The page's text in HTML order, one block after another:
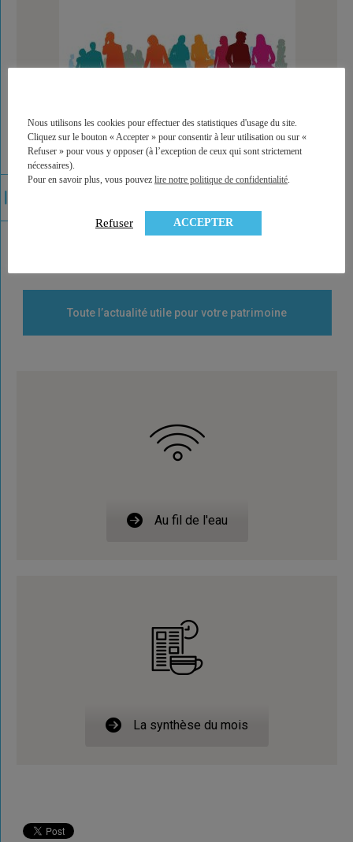
l'activité des plateformes de crowdfunding
Toute l’actualité utile pour votre patrimoine
Au fil de l'eau
La synthèse du mois
Nous utilisons les cookies pour effectuer des statistiques d'usage du site.
Cliquez sur le bouton « Accepter » pour consentir à leur utilisation ou sur «
Refuser » pour vous y opposer (à l’exception de ceux qui sont strictement
nécessaires).
Pour en savoir plus, vous pouvez lire notre politique de confidentialité
Refuser ACCEPTER